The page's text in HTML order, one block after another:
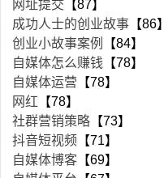
网址提交 【87】
成功人士的创业故事 【86】
创业小故事案例
【84】
自媒体怎么赚钱 【78】
自媒体运营 【78】
网红 【78】
社群营销策略 【73】
抖音短视频 【71】
自媒体博客 【69】